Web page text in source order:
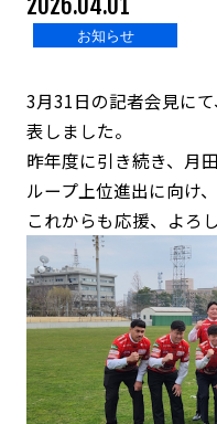
お知らせ
3月31日の記者会見に
表しました。
昨年度に引き続き、月
ループ上位進出に向け
これからも応援、よろ